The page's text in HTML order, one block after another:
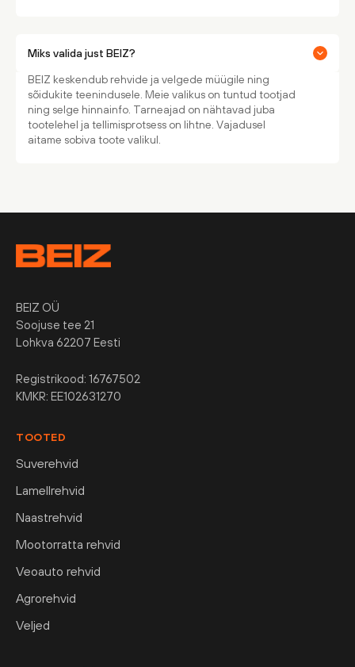
Miks valida just BEIZ?
BEIZ keskendub rehvide ja velgede müügile ning
sõidukite teenindusele. Meie valikus on tuntud tootjad
ning selge hinnainfo. Tarneajad on nähtavad juba
tootelehel ja tellimisprotsess on lihtne. Vajadusel
aitame sobiva toote valikul.
BEIZ OÜ
Soojuse tee 21
Lohkva 62207 Eesti
Registrikood: 16767502
KMKR: EE102631270
TOOTED
Suverehvid
Lamellrehvid
Naastrehvid
Mootorratta rehvid
Veoauto rehvid
Agrorehvid
Veljed